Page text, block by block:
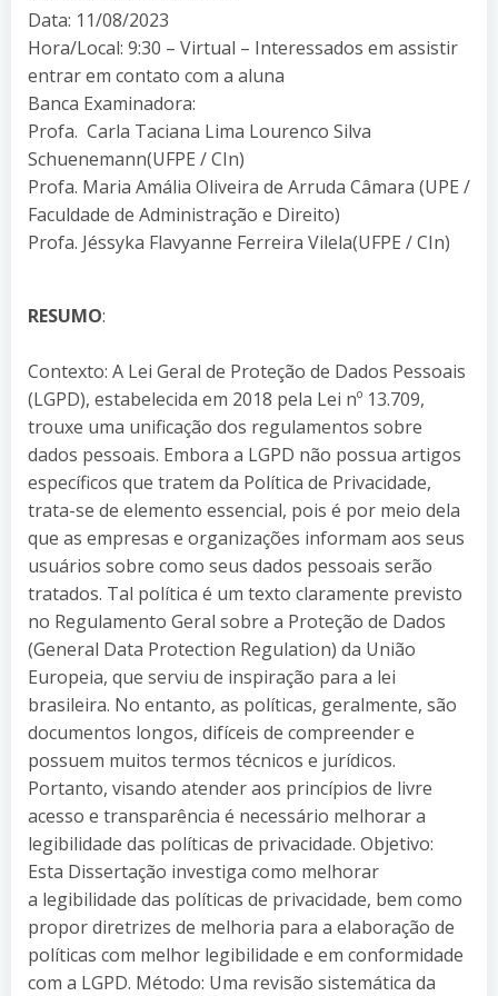
Data: 11/08/2023
Hora/Local: 9:30 – Virtual – Interessados em assistir
entrar em contato com a aluna
Banca Examinadora:
Profa. Carla Taciana Lima Lourenco Silva
Schuenemann(UFPE / CIn)
Profa. Maria Amália Oliveira de Arruda Câmara (UPE /
Faculdade de Administração e Direito)
Profa. Jéssyka Flavyanne Ferreira Vilela(UFPE / CIn)
RESUMO:
Contexto: A Lei Geral de Proteção de Dados Pessoais
(LGPD), estabelecida em 2018 pela Lei nº 13.709,
trouxe uma unificação dos regulamentos sobre
dados pessoais. Embora a LGPD não possua artigos
específicos que tratem da Política de Privacidade,
trata-se de elemento essencial, pois é por meio dela
que as empresas e organizações informam aos seus
usuários sobre como seus dados pessoais serão
tratados. Tal política é um texto claramente previsto
no Regulamento Geral sobre a Proteção de Dados
(General Data Protection Regulation) da União
Europeia, que serviu de inspiração para a lei
brasileira. No entanto, as políticas, geralmente, são
documentos longos, difíceis de compreender e
possuem muitos termos técnicos e jurídicos.
Portanto, visando atender aos princípios de livre
acesso e transparência é necessário melhorar a
legibilidade das políticas de privacidade. Objetivo:
Esta Dissertação investiga como melhorar
a legibilidade das políticas de privacidade, bem como
propor diretrizes de melhoria para a elaboração de
políticas com melhor legibilidade e em conformidade
com a LGPD. Método: Uma revisão sistemática da